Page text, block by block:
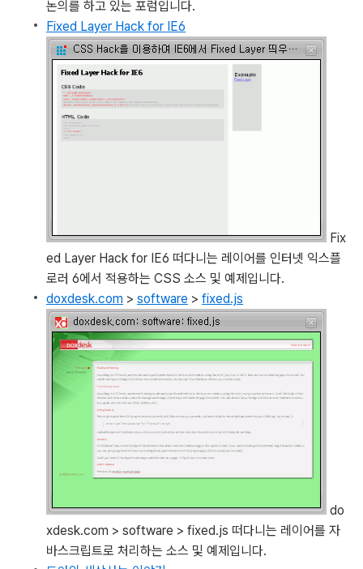
논의를 하고 있는 포럼입니다.
Fixed Layer Hack for IE6
Fix
ed Layer Hack for IE6 떠다니는 레이어를 인터넷 익스플
로러 6에서 적용하는 CSS 소스 및 예제입니다.
doxdesk.com > software > fixed.js
do
xdesk.com > software > fixed.js 떠다니는 레이어를 자
바스크립트로 처리하는 소스 및 예제입니다.